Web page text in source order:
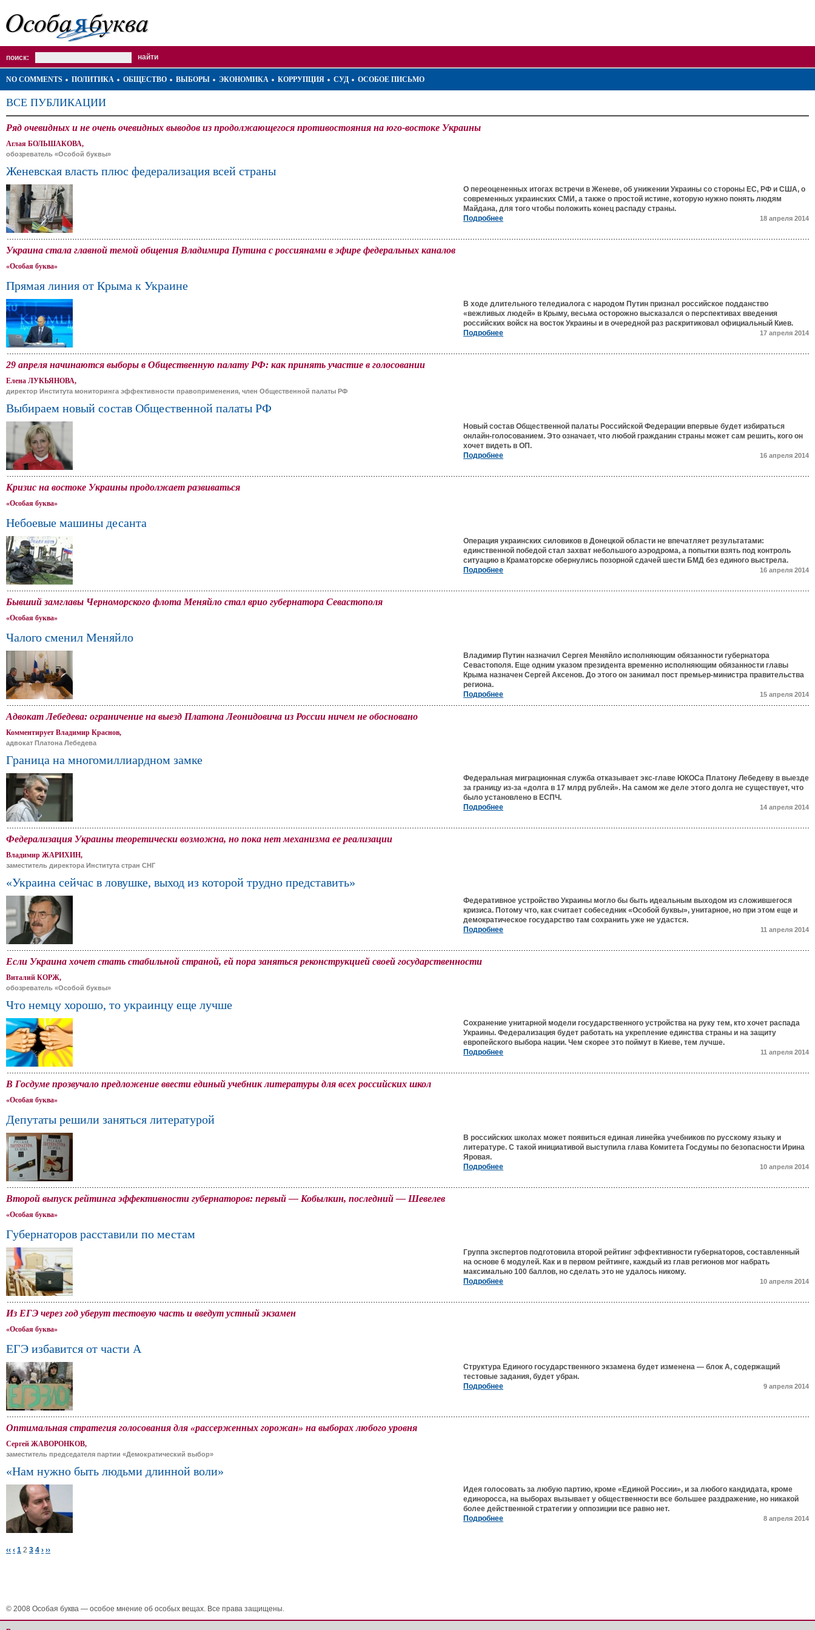
поиск:
NO COMMENTS ПОЛИТИКА ОБЩЕСТВО ВЫБОРЫ ЭКОНОМИКА КОРРУПЦИЯ СУД ОСОБОЕ ПИСЬМО
ВСЕ ПУБЛИКАЦИИ
Ряд очевидных и не очень очевидных выводов из продолжающегося противостояния на юго-востоке Украины
Аглая БОЛЬШАКОВА,
обозреватель «Особой буквы»
Женевская власть плюс федерализация всей страны
О переоцененных итогах встречи в Женеве, об унижении Украины со стороны ЕС, РФ и США, о
современных украинских СМИ, а также о простой истине, которую нужно понять людям
Майдана, для того чтобы положить конец распаду страны.
Подробнее
18 апреля 2014
Украина стала главной темой общения Владимира Путина с россиянами в эфире федеральных каналов
«Особая буква»
Прямая линия от Крыма к Украине
В ходе длительного теледиалога с народом Путин признал российское подданство
«вежливых людей» в Крыму, весьма осторожно высказался о перспективах введения
российских войск на восток Украины и в очередной раз раскритиковал официальный Киев.
Подробнее
17 апреля 2014
29 апреля начинаются выборы в Общественную палату РФ: как принять участие в голосовании
Елена ЛУКЬЯНОВА,
директор Института мониторинга эффективности правоприменения, член Общественной палаты РФ
Выбираем новый состав Общественной палаты РФ
Новый состав Общественной палаты Российской Федерации впервые будет избираться
онлайн-голосованием. Это означает, что любой гражданин страны может сам решить, кого он
хочет видеть в ОП.
Подробнее
16 апреля 2014
Кризис на востоке Украины продолжает развиваться
«Особая буква»
Небоевые машины десанта
Операция украинских силовиков в Донецкой области не впечатляет результатами:
единственной победой стал захват небольшого аэродрома, а попытки взять под контроль
ситуацию в Краматорске обернулись позорной сдачей шести БМД без единого выстрела.
Подробнее
16 апреля 2014
Бывший замглавы Черноморского флота Меняйло стал врио губернатора Севастополя
«Особая буква»
Чалого сменил Меняйло
Владимир Путин назначил Сергея Меняйло исполняющим обязанности губернатора
Севастополя. Еще одним указом президента временно исполняющим обязанности главы
Крыма назначен Сергей Аксенов. До этого он занимал пост премьер-министра правительства
региона.
Подробнее
15 апреля 2014
Адвокат Лебедева: ограничение на выезд Платона Леонидовича из России ничем не обосновано
Комментирует Владимир Краснов,
адвокат Платона Лебедева
Граница на многомиллиардном замке
Федеральная миграционная служба отказывает экс-главе ЮКОСа Платону Лебедеву в выезде
за границу из-за «долга в 17 млрд рублей». На самом же деле этого долга не существует, что
было установлено в ЕСПЧ.
Подробнее
14 апреля 2014
Федерализация Украины теоретически возможна, но пока нет механизма ее реализации
Владимир ЖАРИХИН,
заместитель директора Института стран СНГ
«Украина сейчас в ловушке, выход из которой трудно представить»
Федеративное устройство Украины могло бы быть идеальным выходом из сложившегося
кризиса. Потому что, как считает собеседник «Особой буквы», унитарное, но при этом еще и
демократическое государство там сохранить уже не удастся.
Подробнее
11 апреля 2014
Если Украина хочет стать стабильной страной, ей пора заняться реконструкцией своей государственности
Виталий КОРЖ,
обозреватель «Особой буквы»
Что немцу хорошо, то украинцу еще лучше
Сохранение унитарной модели государственного устройства на руку тем, кто хочет распада
Украины. Федерализация будет работать на укрепление единства страны и на защиту
европейского выбора нации. Чем скорее это поймут в Киеве, тем лучше.
Подробнее
11 апреля 2014
В Госдуме прозвучало предложение ввести единый учебник литературы для всех российских школ
«Особая буква»
Депутаты решили заняться литературой
В российских школах может появиться единая линейка учебников по русскому языку и
литературе. С такой инициативой выступила глава Комитета Госдумы по безопасности Ирина
Яровая.
Подробнее
10 апреля 2014
Второй выпуск рейтинга эффективности губернаторов: первый — Кобылкин, последний — Шевелев
«Особая буква»
Губернаторов расставили по местам
Группа экспертов подготовила второй рейтинг эффективности губернаторов, составленный
на основе 6 модулей. Как и в первом рейтинге, каждый из глав регионов мог набрать
максимально 100 баллов, но сделать это не удалось никому.
Подробнее
10 апреля 2014
Из ЕГЭ через год уберут тестовую часть и введут устный экзамен
«Особая буква»
ЕГЭ избавится от части А
Структура Единого государственного экзамена будет изменена — блок А, содержащий
тестовые задания, будет убран.
Подробнее
9 апреля 2014
Оптимальная стратегия голосования для «рассерженных горожан» на выборах любого уровня
Сергей ЖАВОРОНКОВ,
заместитель председателя партии «Демократический выбор»
«Нам нужно быть людьми длинной воли»
Идея голосовать за любую партию, кроме «Единой России», и за любого кандидата, кроме
единоросса, на выборах вызывает у общественности все большее раздражение, но никакой
более действенной стратегии у оппозиции все равно нет.
Подробнее
8 апреля 2014
‹‹ ‹ 1 2 3 4 › ››
© 2008 Особая буква — особое мнение об особых вещах. Все права защищены.